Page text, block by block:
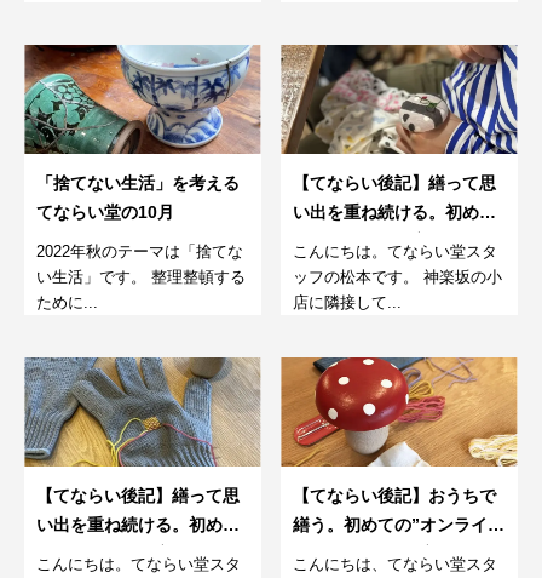
「捨てない生活」を考える
てならい堂の10月
2022年秋のテーマは「捨てな
い生活」です。 整理整頓する
ために...
【てならい後記】繕って思
い出を重ね続ける。初めて
のダーニング教室。4月
こんにちは。てならい堂スタ
ッフの松本です。 神楽坂の小
店に隣接して...
【てならい後記】繕って思
い出を重ね続ける。初めて
のダーニング教室。2月
こんにちは。てならい堂スタ
【てならい後記】おうちで
繕う。初めての”オンライ
ン”ダーニング教室。2月。
こんにちは、てならい堂スタ